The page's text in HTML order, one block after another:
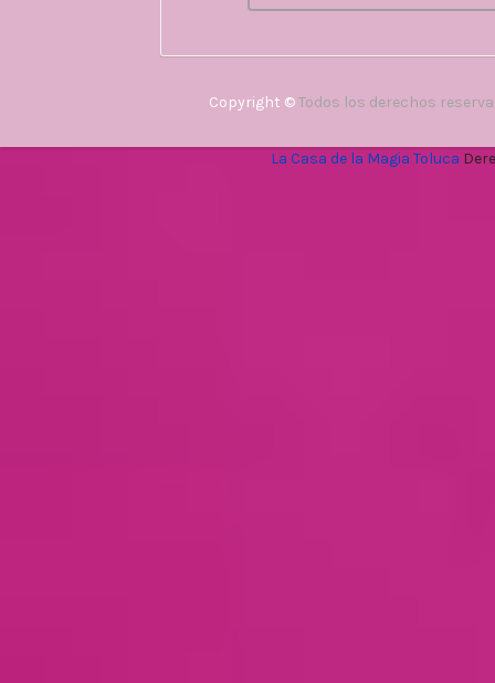
Copyright ©Todos los derechos
La Casa de la Magia Toluca